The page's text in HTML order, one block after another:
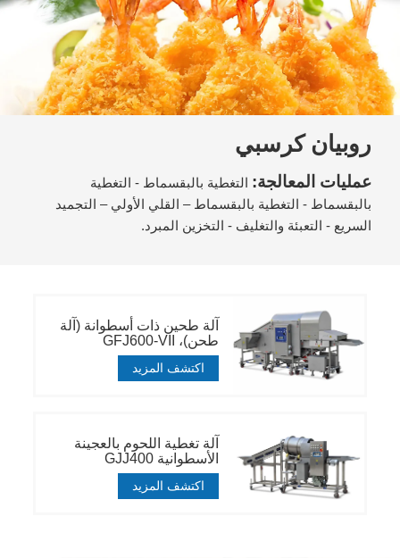
روبيان كرسبي
عمليات المعالجة: التغطية بالبقسماط - التغطية
بالبقسماط - التغطية بالبقسماط – القلي الأولي – التجميد
السريع - التعبئة والتغليف - التخزين المبرد.
آلة طحين ذات أسطوانة (آلة
طحن)، GFJ600-VII
اكتشف المزيد
آلة تغطية اللحوم بالعجينة
الأسطوانية GJJ400
اكتشف المزيد